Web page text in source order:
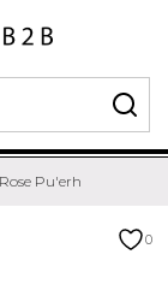
Rose Pu'erh
0